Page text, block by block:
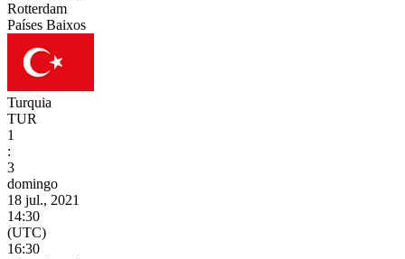
Rotterdam
Países Baixos
Turquia
TUR
1
:
3
domingo
18 jul., 2021
14:30
(UTC)
16:30